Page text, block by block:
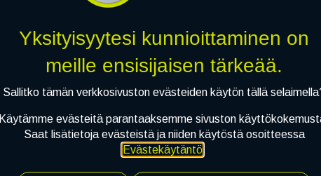
Yksityisyytesi kunnioittaminen on
meille ensisijaisen tärkeää.
Sallitko tämän verkkosivuston evästeiden käytön tällä
Käytämme evästeitä parantaaksemme sivuston
Saat lisätietoja evästeistä ja niiden käytöstä osoitteessa
Evästekäytäntö.